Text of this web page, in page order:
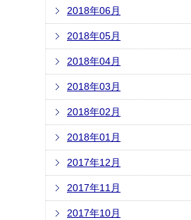
2018年06月
2018年05月
2018年04月
2018年03月
2018年02月
2018年01月
2017年12月
2017年11月
2017年10月